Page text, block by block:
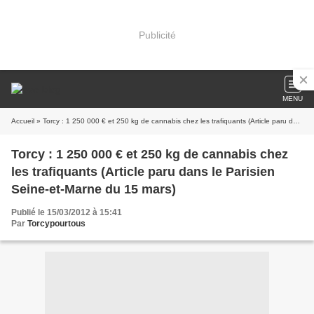
Publicité
MENU
Accueil » Torcy : 1 250 000 € et 250 kg de cannabis chez les trafiquants (Article paru dans le Parisien Seine-et-Marne du 15 mars)
Torcy : 1 250 000 € et 250 kg de cannabis chez
les trafiquants (Article paru dans le Parisien
Seine-et-Marne du 15 mars)
Publié le 15/03/2012 à 15:41
Par Torcypourtous